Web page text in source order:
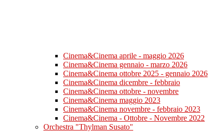
Cinema&Cinema aprile - maggio 2026
Cinema&Cinema gennaio - marzo 2026
Cinema&Cinema ottobre 2025 - gennaio 2026
Cinema&Cinema dicembre - febbraio
Cinema&Cinema ottobre - novembre
Cinema&Cinema maggio 2023
Cinema&Cinema novembre - febbraio 2023
Cinema&Cinema - Ottobre - Novembre 2022
Orchestra "Thylman Susato"